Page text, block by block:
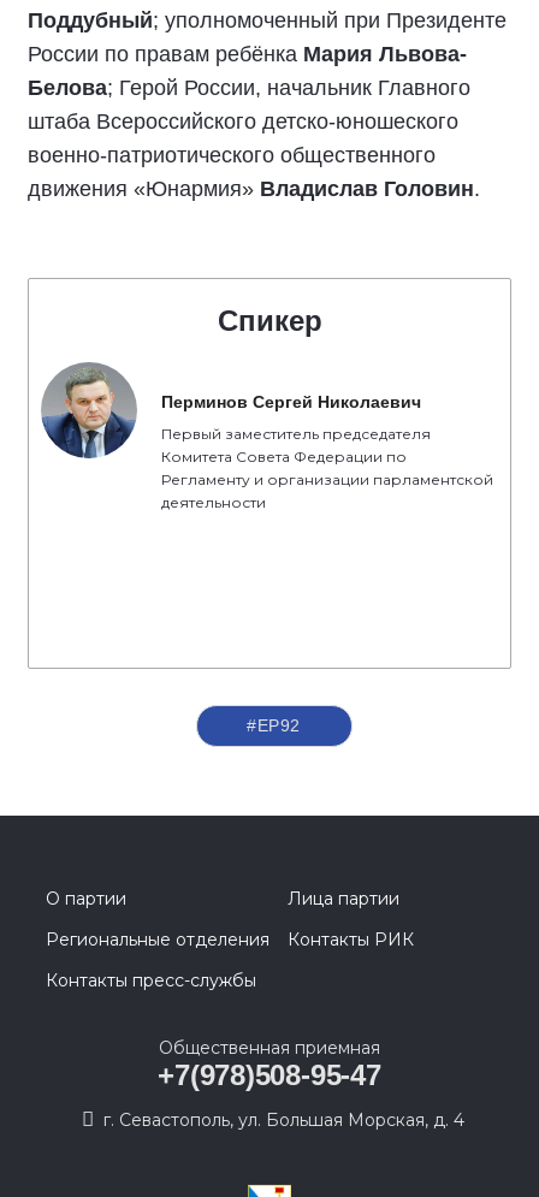
Поддубный; уполномоченный при Президенте
России по правам ребёнка Мария Львова-
Белова; Герой России, начальник Главного
штаба Всероссийского детско-юношеского
военно-патриотического общественного
движения «Юнармия» Владислав Головин.
Спикер
Перминов Сергей Николаевич
Первый заместитель председателя
Комитета Совета Федерации по
Регламенту и организации парламентской
деятельности
#ЕР92
О партии
Лица партии
Региональные отделения
Контакты РИК
Контакты пресс-службы
Общественная приемная
+7(978)508-95-47
г. Севастополь, ул. Большая Морская, д. 4